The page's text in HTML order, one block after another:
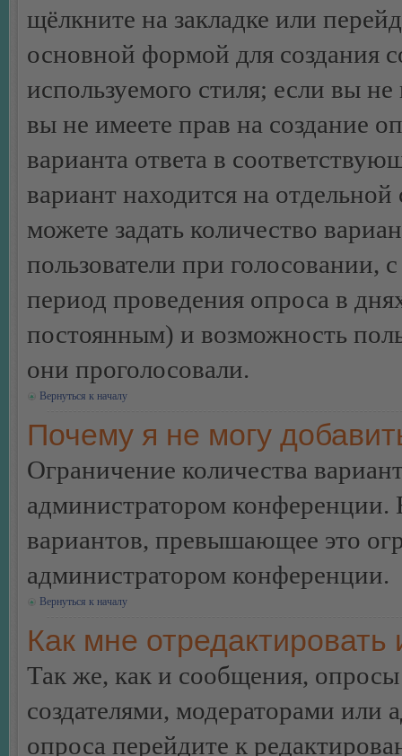
щёлкните на закладке или
основной формой для создания
используемого стиля; если вы
вы не имеете прав на создание
варианта ответа в
вариант находится на
можете задать количество
пользователи при
период проведения опроса в
постоянным) и возможность
они проголосовали.
Вернуться к началу
Почему я не могу
Ограничение количества
администратором конференции.
вариантов, превышающее это
администратором конференции.
Вернуться к началу
Как мне
Так же, как и сообщения, опросы
создателями, модераторами или
опроса перейдите к